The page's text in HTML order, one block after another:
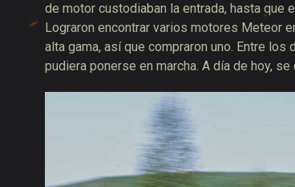
de motor custodiaban la entrada, hasta que
Lograron encontrar varios motores Meteor
alta gama, así que compraron uno. Entre
pudiera ponerse en marcha. A día de hoy,